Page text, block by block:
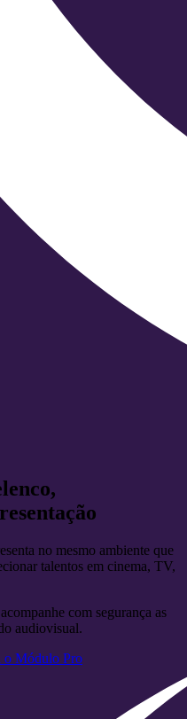
no mesmo ambiente que
talentos em cinema, TV,
com segurança as
audiovisual.
o Módulo Pro